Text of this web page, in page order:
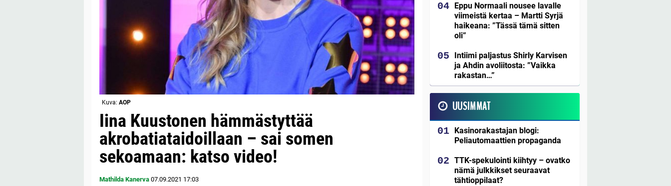
Kuva: AOP
Iina Kuustonen hämmästyttää
akrobatiataidoillaan – sai somen
sekoamaan: katso video!
Mathilda Kanerva 07.09.2021 17:03
Eppu Normaali nousee lavalle
viimeistä kertaa – Martti Syrjä
haikeana: ”Tässä tämä sitten
oli”
Intiimi paljastus Shirly Karvisen
ja Ahdin avoliitosta: ”Vaikka
rakastan…”
UUSIMMAT
Kasinorakastajan blogi:
Peliautomaattien propaganda
TTK-spekulointi kiihtyy – ovatko
nämä julkkikset seuraavat
tähtioppilaat?